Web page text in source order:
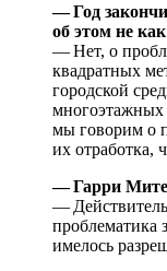
— Год
об этом не
— Нет, о
квадратных
городской
многоэтажных
мы говорим о
их отработка,
— Гарри
—
проблематика
имелось